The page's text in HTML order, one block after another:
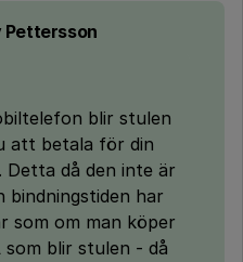
Pettersson
blir stulen
att betala för din
Detta då den inte är
bindningstiden har
som om man köper
som blir stulen - då